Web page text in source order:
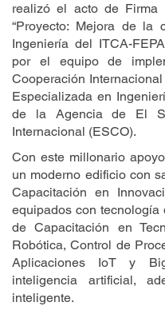
realizó el acto de Firma
“Proyecto: Mejora de la
Ingeniería del ITCA-
por el equipo de
Cooperación
Especializada en
de la Agencia de El
Internacional (ESCO).
Con este millonario
un moderno edificio con
Capacitación en
equipados con
de Capacitación en
Robótica, Control de
Aplicaciones IoT y
inteligencia artificial,
inteligente.